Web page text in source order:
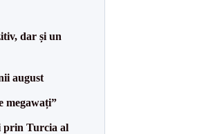
dar și un
august
megawați”
prin Turcia al